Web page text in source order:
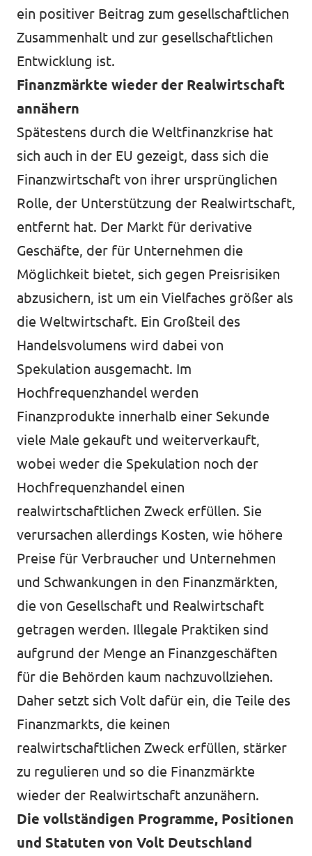
ein positiver Beitrag zum gesellschaftlichen
Zusammenhalt und zur gesellschaftlichen
Entwicklung ist.
Finanzmärkte wieder der Realwirtschaft
annähern
Spätestens durch die Weltfinanzkrise hat
sich auch in der EU gezeigt, dass sich die
Finanzwirtschaft von ihrer ursprünglichen
Rolle, der Unterstützung der Realwirtschaft,
entfernt hat. Der Markt für derivative
Geschäfte, der für Unternehmen die
Möglichkeit bietet, sich gegen Preisrisiken
abzusichern, ist um ein Vielfaches größer als
die Weltwirtschaft. Ein Großteil des
Handelsvolumens wird dabei von
Spekulation ausgemacht. Im
Hochfrequenzhandel werden
Finanzprodukte innerhalb einer Sekunde
viele Male gekauft und weiterverkauft,
wobei weder die Spekulation noch der
Hochfrequenzhandel einen
realwirtschaftlichen Zweck erfüllen. Sie
verursachen allerdings Kosten, wie höhere
Preise für Verbraucher und Unternehmen
und Schwankungen in den Finanzmärkten,
die von Gesellschaft und Realwirtschaft
getragen werden. Illegale Praktiken sind
aufgrund der Menge an Finanzgeschäften
für die Behörden kaum nachzuvollziehen.
Daher setzt sich Volt dafür ein, die Teile des
Finanzmarkts, die keinen
realwirtschaftlichen Zweck erfüllen, stärker
zu regulieren und so die Finanzmärkte
wieder der Realwirtschaft anzunähern.
Die vollständigen Programme, Positionen
und Statuten von Volt Deutschland